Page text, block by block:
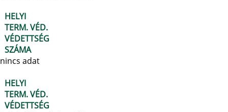
HELYI
TERM. VÉD.
VÉDETTSÉG
SZÁMA
nincs adat
HELYI
TERM. VÉD.
VÉDETTSÉG